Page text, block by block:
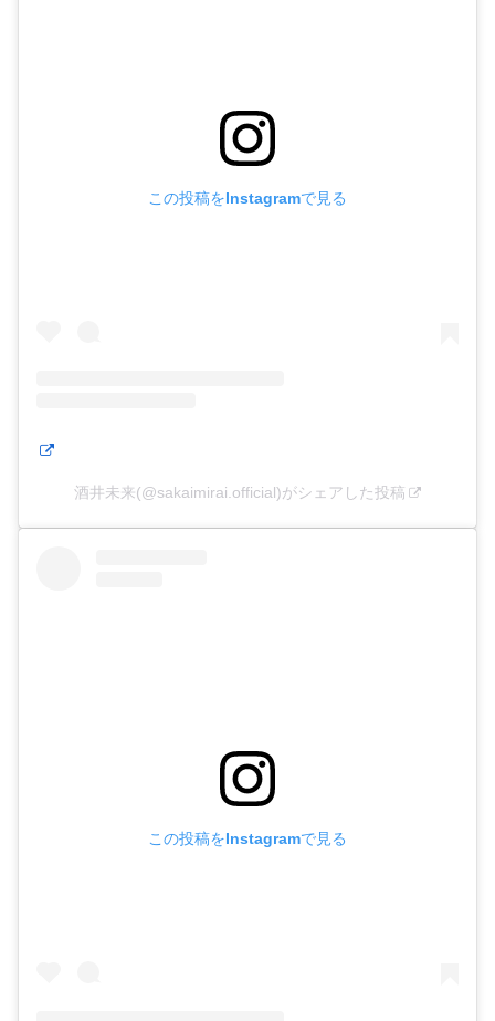
この投稿をInstagramで見る
酒井未来(@sakaimirai.official)がシェアした投稿
この投稿をInstagramで見る